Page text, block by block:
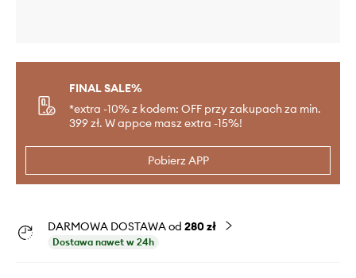
FINAL SALE%
*extra -10% z kodem: OFF przy zakupach za min.
399 zł. W appce masz extra -15%!
Pobierz APP
DARMOWA DOSTAWA od 280 zł
Dostawa nawet w 24h